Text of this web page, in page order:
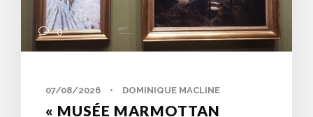
0
07/08/2026 • DOMINIQUE MACLINE
« MUSÉE MARMOTTAN